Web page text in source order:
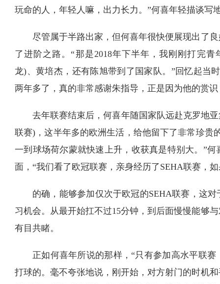
玩命的人，年轻人嘛，出力长力。”何喜年轻描谈写
尽管属于半路出家，但何喜年很快便展现出了
了进阶之路。“那是2018年下半年，我刚刚打完
龙)、黄培杰，还有陈旭带到了国家队。”回忆起当
两年多了，真的非常感谢朱指导，正是因为他的赏
去年联赛结束后，何喜年随国家队远赴克罗地
联赛)，这半年多的欧洲生活，给他留下了非常珍贵
一到球场荷尔蒙就快速上升，收获真是特别大。”
面，“我们看了欧冠联赛，亲身经历了SEHA联赛，
的确，能够参加仅次于欧冠的SEHA联赛，这
习机会。从最开始扛不过15分钟，到后面慢慢能够
有目共睹。
正如何喜年所说的那样，“只有参加高水平联
打球的。毫不夸张地说，刚开始，对方射门的时机